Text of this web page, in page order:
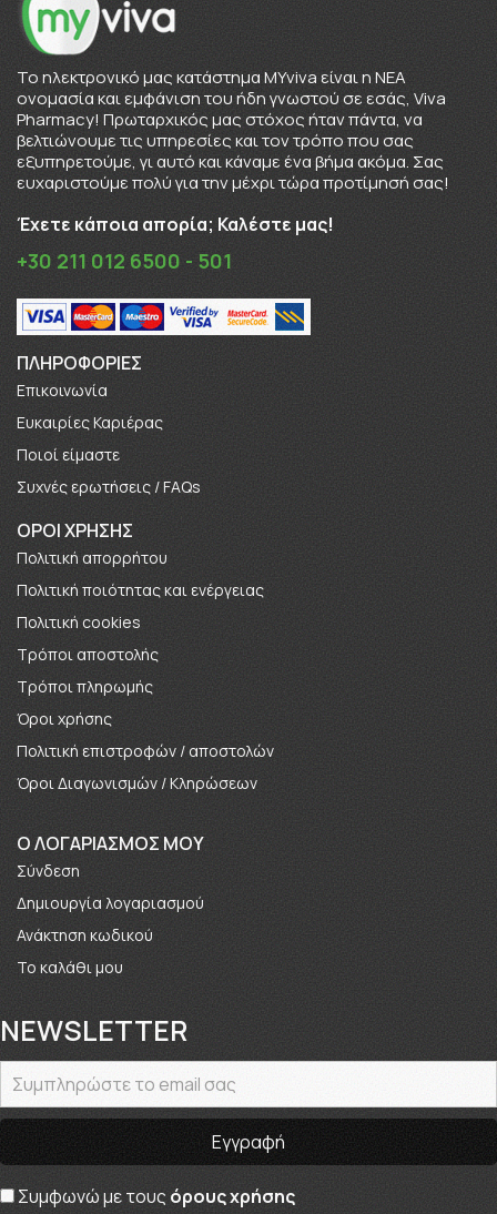
To ηλεκτρονικό μας κατάστημα MYviva είναι η ΝΕΑ
ονομασία και εμφάνιση του ήδη γνωστού σε εσάς, Viva
Pharmacy! Πρωταρχικός μας στόχος ήταν πάντα, να
βελτιώνουμε τις υπηρεσίες και τον τρόπο που σας
εξυπηρετούμε, γι αυτό και κάναμε ένα βήμα ακόμα. Σας
ευχαριστούμε πολύ για την μέχρι τώρα προτίμησή σας!
Έχετε κάποια απορία; Καλέστε μας!
+30 211 012 6500 - 501
ΠΛΗΡΟΦΟΡΊΕΣ
Επικοινωνία
Ευκαιρίες Καριέρας
Πoιοί είμαστε
Συχνές ερωτήσεις / FAQs
ΟΡΟΙ ΧΡΗΣΗΣ
Πολιτική απορρήτου
Πολιτική ποιότητας και ενέργειας
Πολιτική cookies
Τρόποι αποστολής
Τρόποι πληρωμής
Όροι χρήσης
Πολιτική επιστροφών / αποστολών
Όροι Διαγωνισμών / Κληρώσεων
O ΛΟΓΑΡΙΑΣΜΟΣ ΜΟΥ
Σύνδεση
Δημιουργία λογαριασμού
Ανάκτηση κωδικού
Το καλάθι μου
NEWSLETTER
Συμφωνώ με τους όρους χρήσης